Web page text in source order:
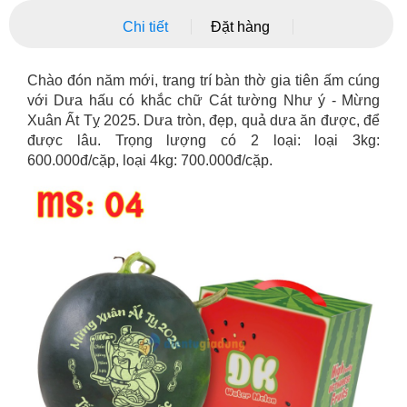
Chi tiết Đặt hàng
Chào đón năm mới, trang trí bàn thờ gia tiên ấm cúng
với Dưa hấu có khắc chữ Cát tường Như ý - Mừng
Xuân Ất Tỵ 2025. Dưa tròn, đẹp, quả dưa ăn được, để
được lâu. Trọng lượng có 2 loại: loại 3kg:
600.000đ/cặp, loại 4kg: 700.000đ/cặp.